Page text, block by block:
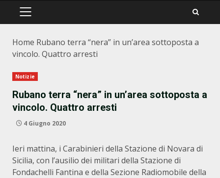
PRIMÄRES
Home Rubano terra “nera” in un’area sottoposta a
vincolo. Quattro arresti
Notizie
Rubano terra “nera” in un’area sottoposta a
vincolo. Quattro arresti
4 Giugno 2020
Ieri mattina, i Carabinieri della Stazione di Novara di
Sicilia, con l’ausilio dei militari della Stazione di
Fondachelli Fantina e della Sezione Radiomobile della